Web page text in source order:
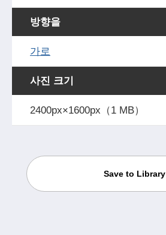
방향을
가로
사진 크기
2400px×1600px（1 MB）
Save to Library